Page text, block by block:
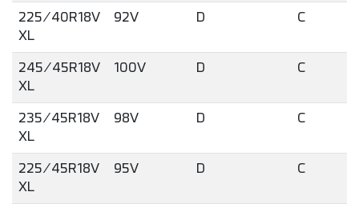
225/40R18V
XL
92V D C
245/45R18V
XL
100V D C
235/45R18V
XL
98V D C
225/45R18V
XL
95V D C